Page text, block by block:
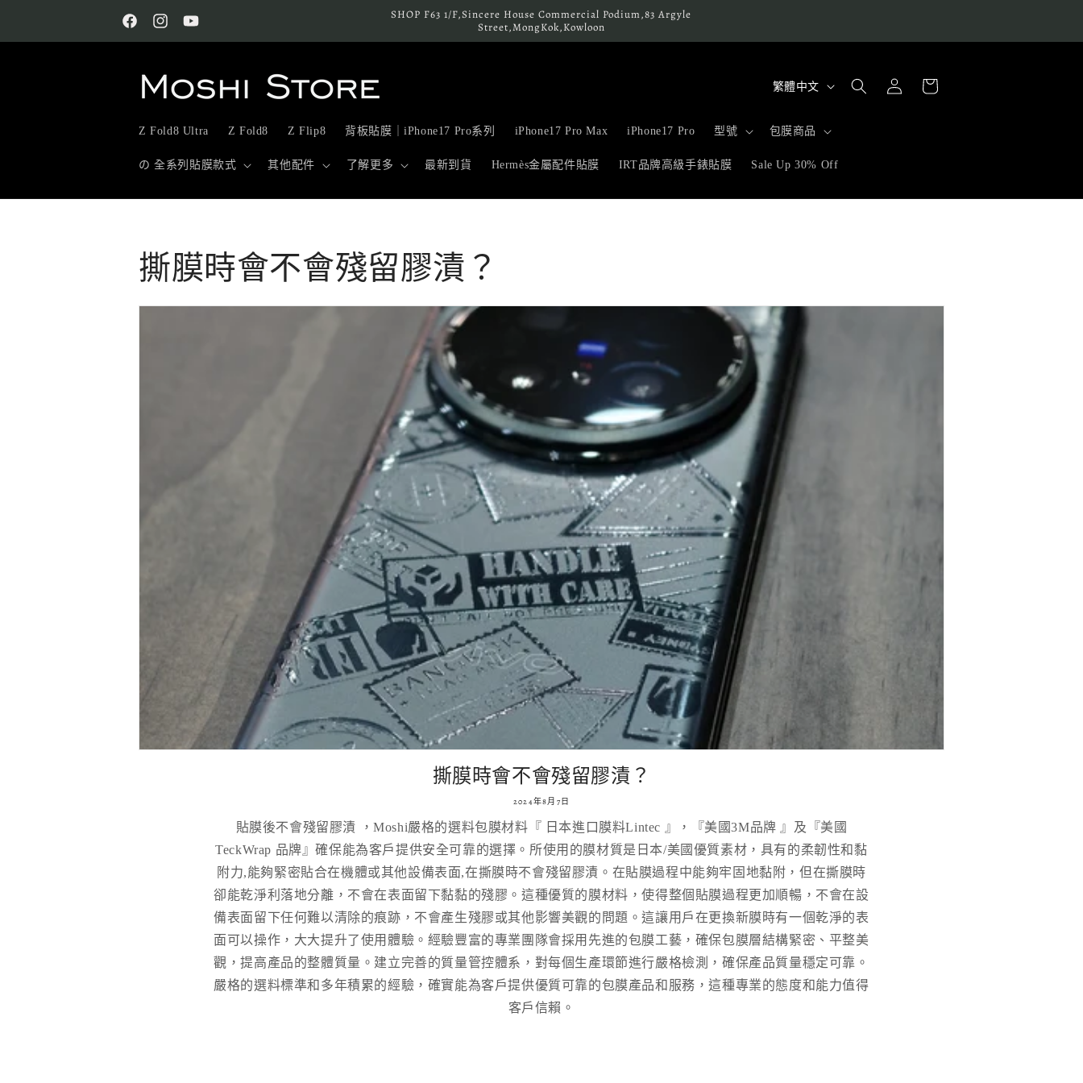
FacebookInstagramYouTube
SHOP F63 1/F,Sincere House Commercial Podium,83 Argyle
Street,MongKok,Kowloon
Z Fold8 Ultra Z Fold8 Z Flip8 背板貼膜｜iPhone17 Pro系列 iPhone17 Pro Max iPhone17 Pro 型號 包膜商品
の 全系列貼膜款式 其他配件 了解更多 最新到貨 Hermès金屬配件貼膜 IRT品牌高級手錶貼膜 Sale Up 30% Off
語
繁體中文
登
入
物
撕膜時會不會殘留膠漬？
撕膜時會不會殘留膠漬？
2024年8月7日
貼膜後不會殘留膠漬 ，Moshi嚴格的選料包膜材料『 日本進口膜料Lintec 』，『美國3M品牌 』及『美國
TeckWrap 品牌』確保能為客戶提供安全可靠的選擇。所使用的膜材質是日本/美國優質素材，具有的柔韌性和黏
附力,能夠緊密貼合在機體或其他設備表面,在撕膜時不會殘留膠漬。在貼膜過程中能夠牢固地黏附，但在撕膜時
卻能乾淨利落地分離，不會在表面留下黏黏的殘膠。這種優質的膜材料，使得整個貼膜過程更加順暢，不會在設
備表面留下任何難以清除的痕跡，不會產生殘膠或其他影響美觀的問題。這讓用戶在更換新膜時有一個乾淨的表
面可以操作，大大提升了使用體驗。經驗豐富的專業團隊會採用先進的包膜工藝，確保包膜層結構緊密、平整美
觀，提高產品的整體質量。建立完善的質量管控體系，對每個生產環節進行嚴格檢測，確保產品質量穩定可靠。
嚴格的選料標準和多年積累的經驗，確實能為客戶提供優質可靠的包膜產品和服務，這種專業的態度和能力值得
客戶信賴。